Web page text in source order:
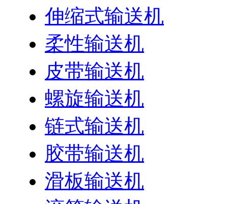
伸缩式输送机
柔性输送机
皮带输送机
螺旋输送机
链式输送机
胶带输送机
滑板输送机